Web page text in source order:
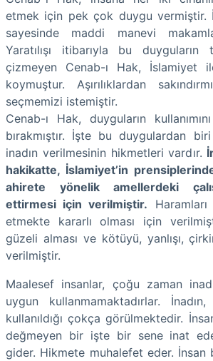
etmek için pek çok duygu vermiştir.
sayesinde maddi manevi
Yaratılışı itibarıyla bu duyguların
çizmeyen Cenab-ı Hak, İslamiyet
koymuştur. Aşırılıklardan
seçmemizi istemiştir.
Cenab-ı Hak, duyguların
bırakmıştır. İşte bu duygulardan
inadın verilmesinin hikmetleri vardır.
hakikatte, İslamiyet’in
ahirete yönelik amellerdeki
ettirmesi için verilmiştir.
etmekte kararlı olması için
güzeli alması ve kötüyü, yanlışı,
verilmiştir.
Maalesef insanlar, çoğu zaman
uygun kullanmamaktadırlar.
kullanıldığı çokça görülmektedir.
değmeyen bir işte bir sene inat
gider. Hikmete muhalefet eder. İnsan